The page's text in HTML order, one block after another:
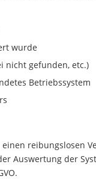
wurde
nicht gefunden, etc.)
Betriebssystem
reibungslosen
Auswertung der